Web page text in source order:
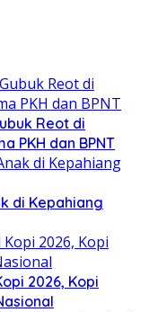
Reot di
PKH dan BPNT
di Kepahiang
2026, Kopi